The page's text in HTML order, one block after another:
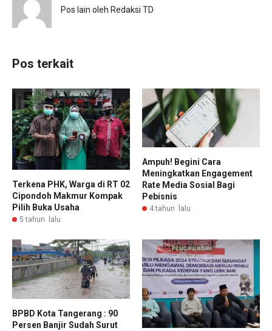
Pos lain oleh Redaksi TD
Pos terkait
Terkena PHK, Warga di RT 02
Cipondoh Makmur Kompak
Pilih Buka Usaha
5 tahun lalu
Ampuh! Begini Cara
Meningkatkan Engagement
Rate Media Sosial Bagi
Pebisnis
4 tahun lalu
BPBD Kota Tangerang : 90
Persen Banjir Sudah Surut